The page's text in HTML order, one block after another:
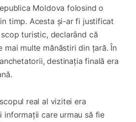
Moldova folosind o
timp. Acesta și-ar fi justificat
turistic, declarând că
mai multe mănăstiri din țară. În
destinația finală era
real al vizitei era
informații care urmau să fie